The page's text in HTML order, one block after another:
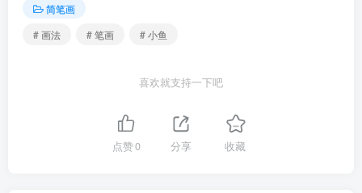
简笔画
# 画法
# 笔画 # 小鱼
喜欢就支持一下吧
点赞0 分享 收藏